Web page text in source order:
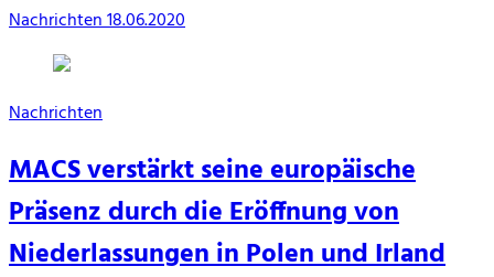
Nachrichten18.06.2020
Nachrichten
MACS verstärkt seine europäische
Präsenz durch die Eröffnung von
Niederlassungen in Polen und Irland